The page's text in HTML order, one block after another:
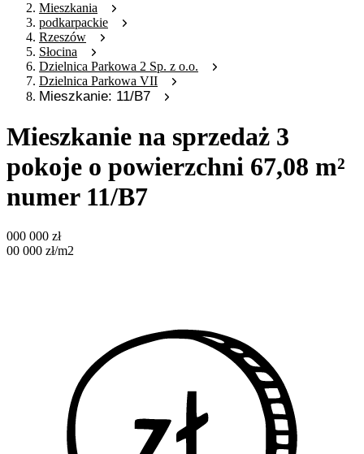
Mieszkania
podkarpackie
Rzeszów
Słocina
Dzielnica Parkowa 2 Sp. z o.o.
Dzielnica Parkowa VII
Mieszkanie: 11/B7
Mieszkanie na sprzedaż 3
pokoje o powierzchni 67,08 m²
numer 11/B7
000 000 zł
00 000 zł/m2